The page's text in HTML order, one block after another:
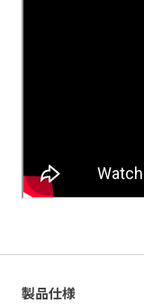
製品仕様